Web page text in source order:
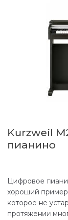
Kurzweil
пианино
Цифровое
хороший пример
которое не
протяжении